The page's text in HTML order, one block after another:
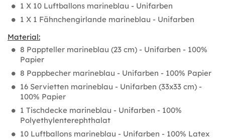
1 X 10 Luftballons marineblau - Unifarben
1 X 1 Fähnchengirlande marineblau - Unifarben
Material:
8 Pappteller marineblau (23 cm) - Unifarben - 100%
Papier
8 Pappbecher marineblau - Unifarben - 100% Papier
16 Servietten marineblau - Unifarben (33x33 cm) -
100% Papier
1 Tischdecke marineblau - Unifarben - 100%
Polyethylenterephthalat
10 Luftballons marineblau - Unifarben - 100% Latex